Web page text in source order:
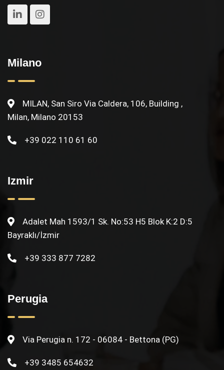
Milano
MILAN, San Siro Via Caldera, 106, Building ,
Milan, Milano 20153
+39 022 110 61 60
Izmir
Adalet Mah 1593/1 Sk. No:53 H5 Blok K:2 D:5
Bayraklı/İzmir
+39 333 877 7282
Perugia
Via Perugia n. 172 - 06084 - Bettona (PG)
+39 3485 654632